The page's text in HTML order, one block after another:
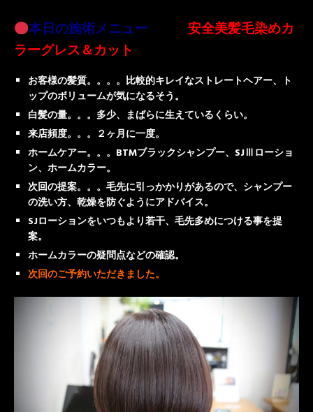
本日の施術メニュー安全美髪毛染めカ
ラーグレス＆カット
お客様の髪質。。。。比較的キレイなストレートヘアー、ト
ップのボリュームが気になるそう。
白髪の量。。。多少、まばらに生えているくらい。
来店頻度。。。２ヶ月に一度。
ホームケアー。。。BTMブラックシャンプー、SJⅢローショ
ン、ホームカラー。
次回の提案。。。毛先に引っかかりがあるので、シャンプー
の洗い方、乾燥を防ぐようにアドバイス。
SJローションをいつもより若干、毛先多めにつける事を提
案。
ホームカラーの疑問点などの確認。
次回のご予約いただきました。